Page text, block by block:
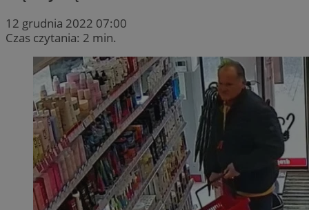
12 grudnia 2022 07:00
Czas czytania: 2 min.